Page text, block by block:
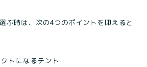
ぶ時は、次の4つのポイントを抑えると
トになるテント